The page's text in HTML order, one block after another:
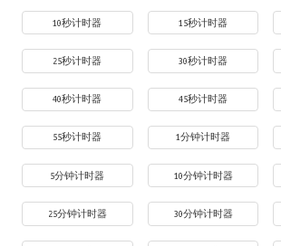
10秒计时器 15秒计时器
25秒计时器 30秒计时器
40秒计时器 45秒计时器
55秒计时器 1分钟计时器
5分钟计时器 10分钟计时器
25分钟计时器 30分钟计时器